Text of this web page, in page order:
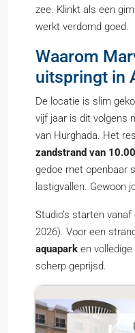
zee. Klinkt als een
werkt verdomd goed.
Waarom
uitspringt in
De locatie is slim
vijf jaar is dit volgens
van Hurghada. Het
zandstrand van
gedoe met openbaar
lastigvallen. Gewoon
Studio’s starten vanaf
2026). Voor een
aquapark en
scherp geprijsd.